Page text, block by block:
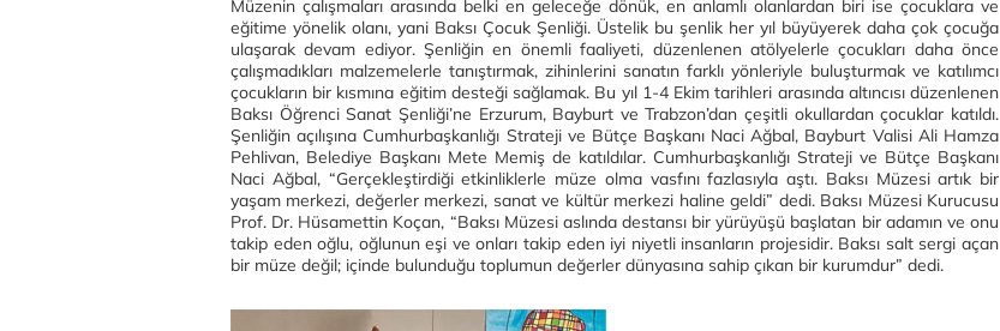
Müzenin çalışmaları arasında belki en geleceğe dönük, en anlamlı olanlardan biri ise çocuklara ve
eğitime yönelik olanı, yani Baksı Çocuk Şenliği. Üstelik bu şenlik her yıl büyüyerek daha çok çocuğa
ulaşarak devam ediyor. Şenliğin en önemli faaliyeti, düzenlenen atölyelerle çocukları daha önce
çalışmadıkları malzemelerle tanıştırmak, zihinlerini sanatın farklı yönleriyle buluşturmak ve katılımcı
çocukların bir kısmına eğitim desteği sağlamak. Bu yıl 1-4 Ekim tarihleri arasında altıncısı düzenlenen
Baksı Öğrenci Sanat Şenliği’ne Erzurum, Bayburt ve Trabzon’dan çeşitli okullardan çocuklar katıldı.
Şenliğin açılışına Cumhurbaşkanlığı Strateji ve Bütçe Başkanı Naci Ağbal, Bayburt Valisi Ali Hamza
Pehlivan, Belediye Başkanı Mete Memiş de katıldılar. Cumhurbaşkanlığı Strateji ve Bütçe Başkanı
Naci Ağbal, “Gerçekleştirdiği etkinliklerle müze olma vasfını fazlasıyla aştı. Baksı Müzesi artık bir
yaşam merkezi, değerler merkezi, sanat ve kültür merkezi haline geldi” dedi. Baksı Müzesi Kurucusu
Prof. Dr. Hüsamettin Koçan, “Baksı Müzesi aslında destansı bir yürüyüşü başlatan bir adamın ve onu
takip eden oğlu, oğlunun eşi ve onları takip eden iyi niyetli insanların projesidir. Baksı salt sergi açan
bir müze değil; içinde bulunduğu toplumun değerler dünyasına sahip çıkan bir kurumdur” dedi.